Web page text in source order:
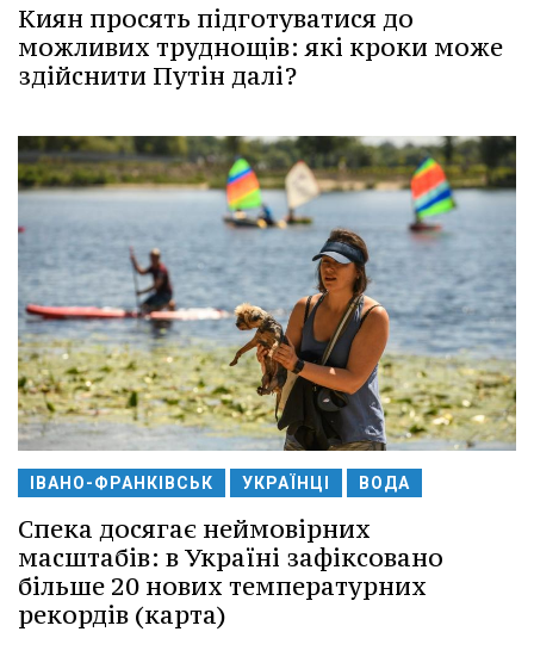
Киян просять підготуватися до
можливих труднощів: які кроки може
здійснити Путін далі?
ІВАНО-ФРАНКІВСЬК УКРАЇНЦІ ВОДА
Спека досягає неймовірних
масштабів: в Україні зафіксовано
більше 20 нових температурних
рекордів (карта)